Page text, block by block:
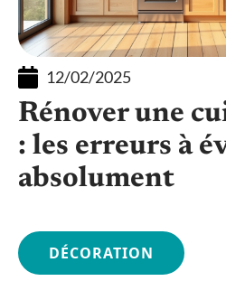
12/02/2025
Rénover une
: les erreurs à
absolument
DÉCORATION